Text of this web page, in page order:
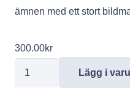
ämnen med ett stort
300.00kr
Lägg i